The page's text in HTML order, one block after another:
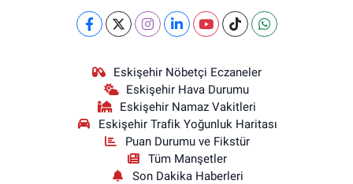
Eskişehir Nöbetçi Eczaneler
Eskişehir Hava Durumu
Eskişehir Namaz Vakitleri
Eskişehir Trafik Yoğunluk Haritası
Puan Durumu ve Fikstür
Tüm Manşetler
Son Dakika Haberleri